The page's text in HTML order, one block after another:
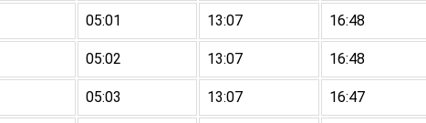
05:01 13:07 16:48
05:02 13:07 16:48
05:03 13:07 16:47